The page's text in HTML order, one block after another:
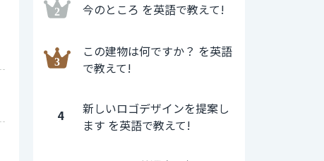
今のところ を英語で教えて!
この建物は何ですか？ を英語
で教えて!
4
新しいロゴデザインを提案し
ます を英語で教えて!